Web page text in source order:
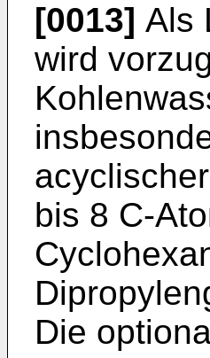
[0013] Als
wird
bis 8 C-
Die